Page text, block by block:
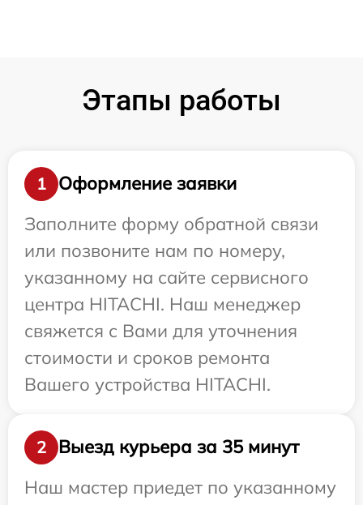
Этапы работы
1
Оформление заявки
Заполните форму обратной связи
или позвоните нам по номеру,
указанному на сайте сервисного
центра HITACHI. Наш менеджер
свяжется с Вами для уточнения
стоимости и сроков ремонта
Вашего устройства HITACHI.
2
Выезд курьера за 35 минут
Наш мастер приедет по указанному